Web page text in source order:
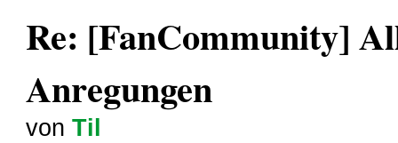
Re: [FanCommunity]
Anregungen
vonTil